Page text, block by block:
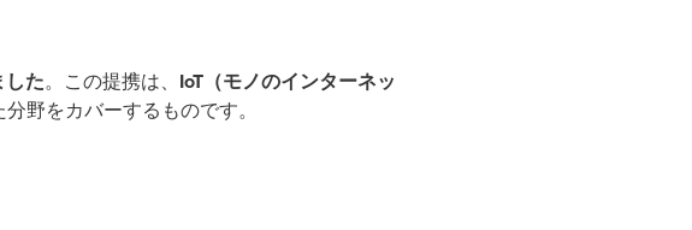
た。この提携は、 IoT（モノのインターネッ
野をカバーするものです。